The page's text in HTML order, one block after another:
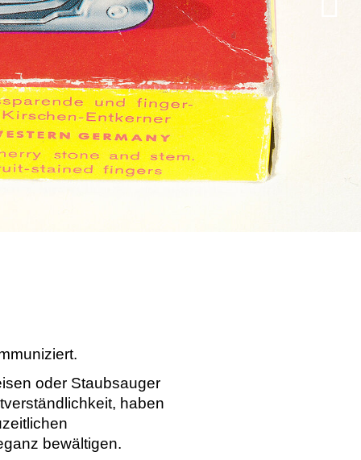
oder Staubsauger
haben
bewältigen.